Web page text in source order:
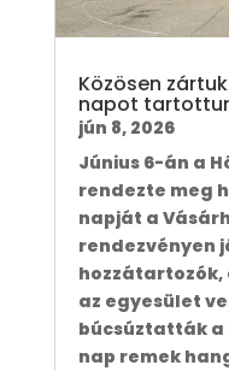
Közösen
napot
jún 8, 2026
Június 6-án a
rendezte meg
napját a
rendezvényen
hozzátartozók,
az egyesület
búcsúztatták a
nap remek